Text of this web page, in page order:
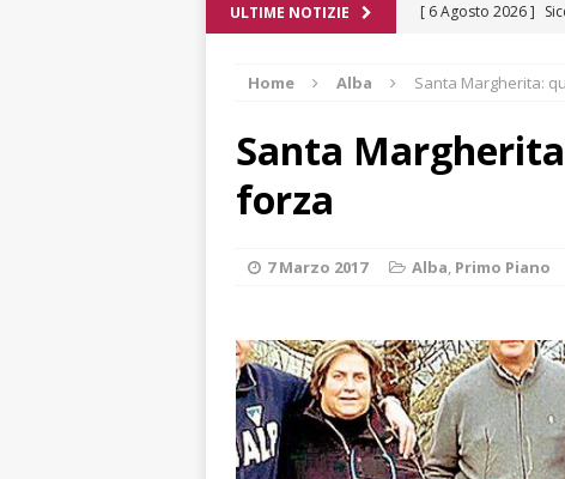
ULTIME NOTIZIE [ 6 Agosto 2026 ]
[ 6 Agosto 2026 ]
ALTRE NOTIZIE
[ 6 Agosto 2026 ]
[ 6 Agosto 2026 ]
Fondazione Crc e
[ 6 Agosto 2026 ]
È
[ 6 Agosto 2026 ]
Home Alba Santa Margherita:
Santa
forza
7 Marzo 2017 Alba, Primo Piano